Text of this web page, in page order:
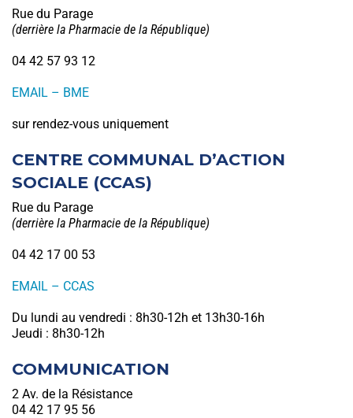
Rue du Parage
(derrière la Pharmacie de la République)
04 42 57 93 12
EMAIL – BME
sur rendez-vous uniquement
CENTRE COMMUNAL D’ACTION
SOCIALE (CCAS)
Rue du Parage
(derrière la Pharmacie de la République)
04 42 17 00 53
EMAIL – CCAS
Du lundi au vendredi : 8h30-12h et 13h30-16h
Jeudi : 8h30-12h
COMMUNICATION
2 Av. de la Résistance
04 42 17 95 56